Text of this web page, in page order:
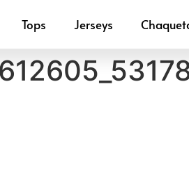
Tops Jerseys